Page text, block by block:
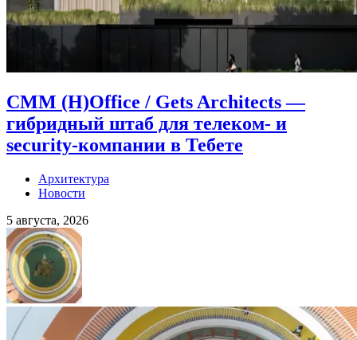
CMM (H)Office / Gets Architects —
гибридный штаб для телеком- и
security-компании в Тебете
Архитектура
Новости
5 августа, 2026